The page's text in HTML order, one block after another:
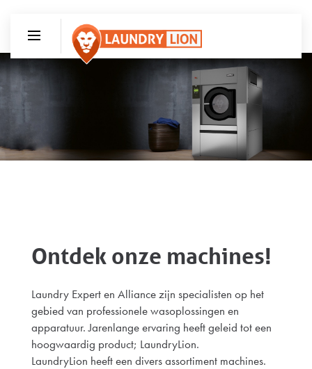
Ontdek onze machines!
Laundry Expert en Alliance zijn specialisten op het
gebied van professionele wasoplossingen en
apparatuur. Jarenlange ervaring heeft geleid tot een
hoogwaardig product; LaundryLion.
LaundryLion heeft een divers assortiment machines.